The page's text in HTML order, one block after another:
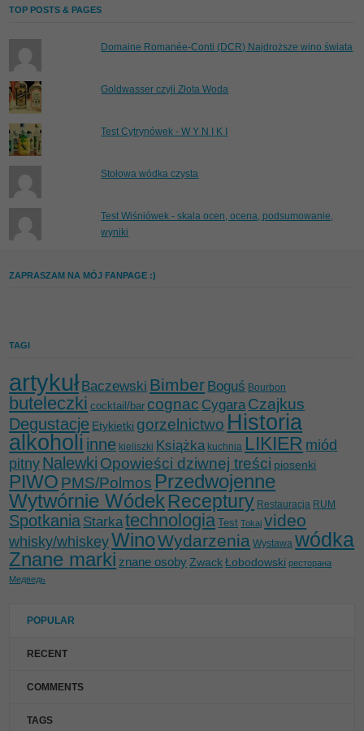
TOP POSTS & PAGES
Domaine Romanée-Conti (DCR) Najdroższe wino świata
Goldwasser czyli Złota Woda
Test Cytrynówek - W Y N I K I
Stołowa wódka czysta
Test Wiśniówek - skala ocen, ocena, podsumowanie,
wyniki
ZAPRASZAM NA MÓJ FANPAGE :)
TAGI
artykułBaczewski Bimber Boguś Bourbon
buteleczki cocktail/bar cognac CygaraCzajkus
Degustacje Etykietki gorzelnictwo Historia
alkoholi inne kieliszki Książka kuchnia LIKIER miód
pitny Nalewki Opowieści dziwnej treści piosenki
PIWO PMS/Polmos Przedwojenne
Wytwórnie WódekReceptury Restauracja RUM
Spotkania Starkatechnologia Test Tokaj video
whisky/whiskeyWinoWydarzenia Wystawa wódka
Znane marki znane osoby Zwack Łobodowski ресторана
Медведь
POPULAR
RECENT
COMMENTS
TAGS